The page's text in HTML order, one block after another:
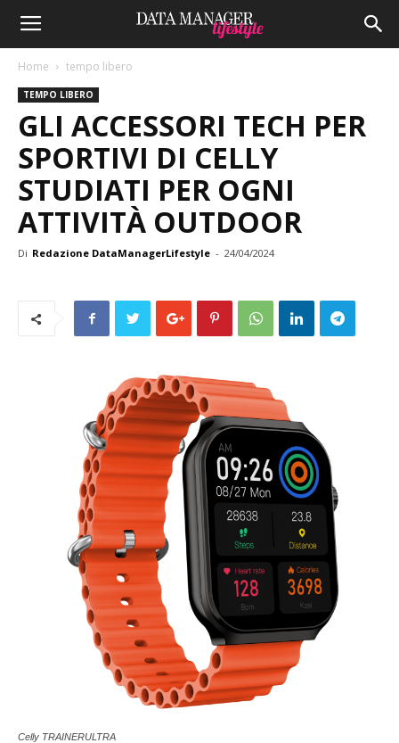
Home tempo libero
TEMPO LIBERO
GLI ACCESSORI TECH PER
SPORTIVI DI CELLY
STUDIATI PER OGNI
ATTIVITÀ OUTDOOR
Di Redazione DataManagerLifestyle - 24/04/2024
Celly TRAINERULTRA